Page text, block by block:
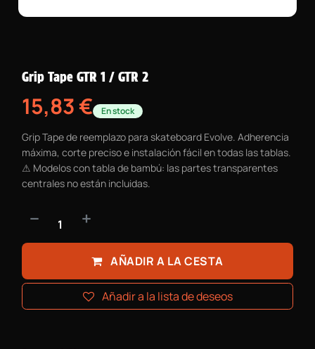
Grip Tape GTR 1 / GTR 2
15,83€ En stock
Grip Tape de reemplazo para skateboard Evolve. Adherencia
máxima, corte preciso e instalación fácil en todas las tablas.
⚠ Modelos con tabla de bambú: las partes transparentes
centrales no están incluidas.
AÑADIR A LA CESTA
Añadir a la lista de deseos